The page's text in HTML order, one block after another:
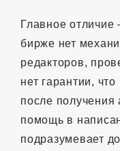
Главное отличие
бирже нет
редакторов,
нет гарантии,
после
помощь в
подразумевает